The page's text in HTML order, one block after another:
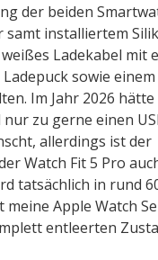
der beiden
samt installiertem
Ladekabel mit
sowie einem
Im Jahr 2026
nur zu gerne einen
allerdings ist der
Watch Fit 5 Pro
tatsächlich in rund
meine Apple Watch
entleerten